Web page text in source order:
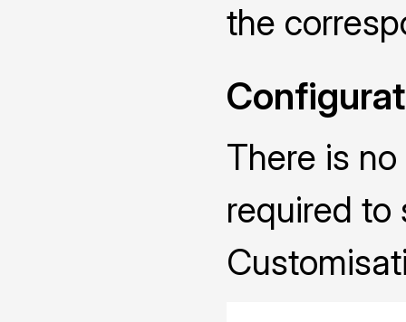
the
There is
required to